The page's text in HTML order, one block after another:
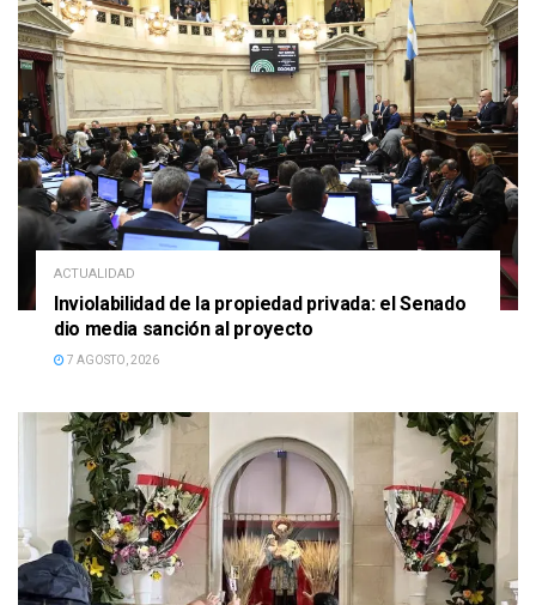
ACTUALIDAD
Inviolabilidad de la propiedad privada: el Senado
dio media sanción al proyecto
7 AGOSTO, 2026